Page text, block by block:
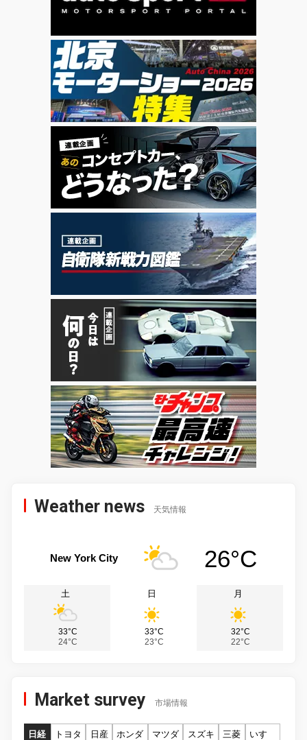
Weather news 天気情報
New York City 26°C
土
33°C
24°C
日
33°C
23°C
月
32°C
22°C
Market survey 市場情報
日経 トヨタ 日産 ホンダ マツダ スズキ 三菱
いすゞ